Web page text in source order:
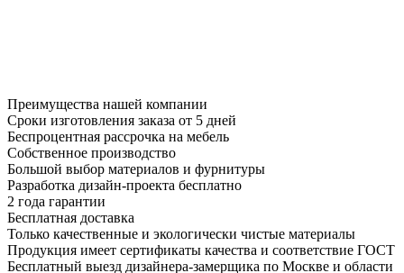
Преимущества нашей компании
Сроки изготовления заказа от 5 дней
Беспроцентная рассрочка на мебель
Собственное производство
Большой выбор материалов и фурнитуры
Разработка дизайн-проекта бесплатно
2 года гарантии
Бесплатная доставка
Только качественные и экологически чистые материалы
Продукция имеет сертификаты качества и соответствие ГОСТ
Бесплатный выезд дизайнера-замерщика по Москве и области